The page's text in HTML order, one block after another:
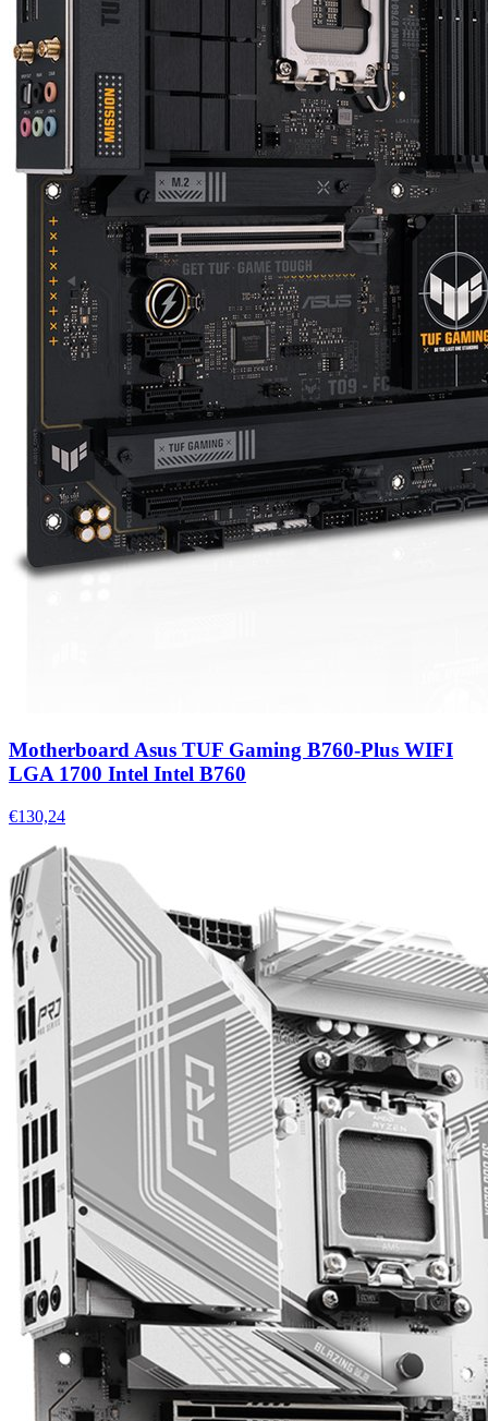
Motherboard Asus TUF Gaming B760-Plus WIFI
LGA 1700 Intel Intel B760
€130,24